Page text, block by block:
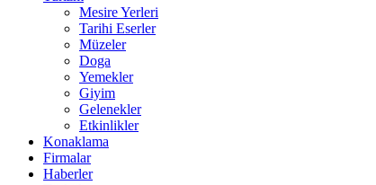
Mesire Yerleri
Tarihi Eserler
Müzeler
Doga
Yemekler
Giyim
Gelenekler
Etkinlikler
Konaklama
Firmalar
Haberler